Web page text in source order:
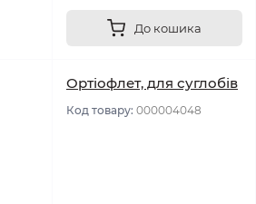
До кошика
Ортіофлет, для суглобів
Код товару: 000004048